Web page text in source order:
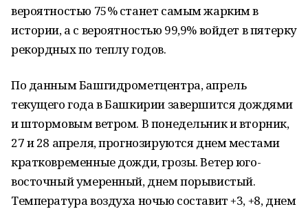
вероятностью 75% станет самым жарким в
истории, а с вероятностью 99,9% войдет в пятерку
рекордных по теплу годов.
По данным Башгидрометцентра, апрель
текущего года в Башкирии завершится дождями
и штормовым ветром. В понедельник и вторник,
27 и 28 апреля, прогнозируются днем местами
кратковременные дожди, грозы. Ветер юго-
восточный умеренный, днем порывистый.
Температура воздуха ночью составит +3, +8, днем